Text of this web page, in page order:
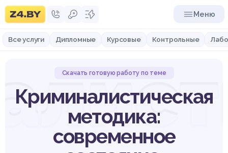
Меню
Все услуги Дипломные Курсовые Контрольные
Скачать готовую работу по теме
Криминалистическая
методика:
современное